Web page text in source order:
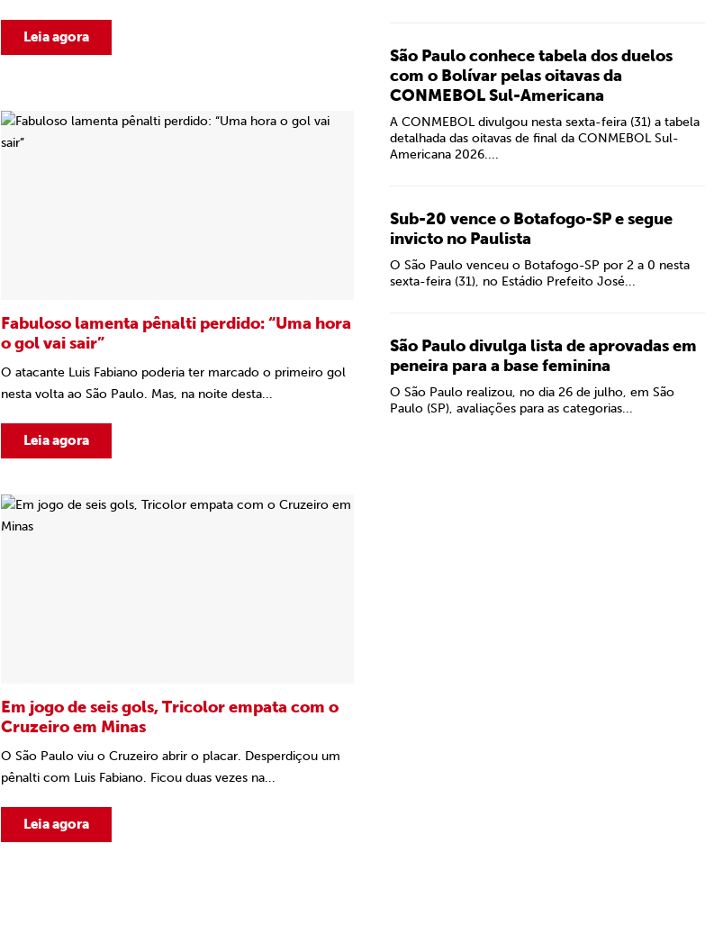
Leia agora
Fabuloso lamenta pênalti perdido: “Uma hora
o gol vai sair”
O atacante Luis Fabiano poderia ter marcado o primeiro gol
nesta volta ao São Paulo. Mas, na noite desta...
Leia agora
Em jogo de seis gols, Tricolor empata com o
Cruzeiro em Minas
O São Paulo viu o Cruzeiro abrir o placar. Desperdiçou um
pênalti com Luis Fabiano. Ficou duas vezes na...
Leia agora
São Paulo conhece tabela dos duelos
com o Bolívar pelas oitavas da
CONMEBOL Sul-Americana
A CONMEBOL divulgou nesta sexta-feira (31) a tabela
detalhada das oitavas de final da CONMEBOL Sul-
Americana 2026....
Sub-20 vence o Botafogo-SP e segue
invicto no Paulista
O São Paulo venceu o Botafogo-SP por 2 a 0 nesta
sexta-feira (31), no Estádio Prefeito José...
São Paulo divulga lista de aprovadas em
peneira para a base feminina
O São Paulo realizou, no dia 26 de julho, em São
Paulo (SP), avaliações para as categorias...